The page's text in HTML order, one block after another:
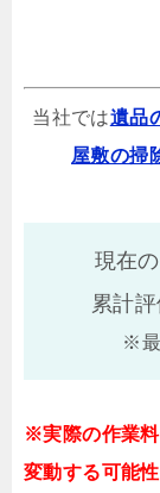
当社では遺品
屋敷の掃
現在
累計
※最
※実際の作業
変動する可能